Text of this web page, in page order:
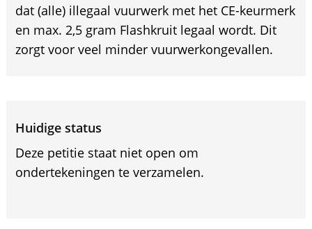
dat (alle) illegaal vuurwerk met het CE-keurmerk
en max. 2,5 gram Flashkruit legaal wordt. Dit
zorgt voor veel minder vuurwerkongevallen.
Huidige status
Deze petitie staat niet open om
ondertekeningen te verzamelen.